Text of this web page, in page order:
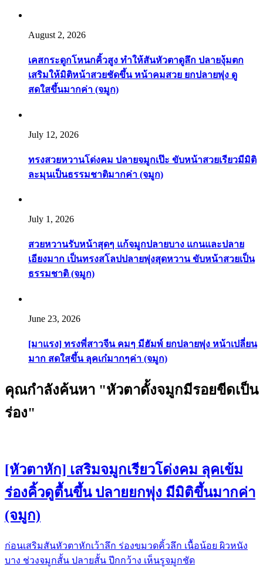
August 2, 2026
เคสกระดูกโหนกคิ้วสูง ทำให้สันหัวตาดูลึก ปลายงุ้มตก
เสริมให้มิติหน้าสวยชัดขึ้น หน้าคมสวย ยกปลายพุ่ง ดู
สดใสขึ้นมากค่า (จมูก)
July 12, 2026
ทรงสวยหวานโด่งคม ปลายจมูกเป๊ะ ขับหน้าสวยเรียวมีมิติ
ละมุนเป็นธรรมชาติมากค่า (จมูก)
July 1, 2026
สวยหวานรับหน้าสุดๆ แก้จมูกปลายบาง แกนและปลาย
เอียงมาก เป็นทรงสโลปปลายพุ่งสุดหวาน ขับหน้าสวยเป็น
ธรรมชาติ (จมูก)
June 23, 2026
[มาแรง] ทรงพี่สาวจีน คมๆ มีฮัมพ์ ยกปลายพุ่ง หน้าเปลี่ยน
มาก สดใสขึ้น ลุคเก๋มากๆค่า (จมูก)
คุณกำลังค้นหา "หัวตาดั้งจมูกมีรอยขีดเป็น
ร่อง"
[หัวตาหัก] เสริมจมูกเรียวโด่งคม ลุคเข้ม
ร่องคิ้วดูตื้นขึ้น ปลายยกพุ่ง มีมิติขึ้นมากค่า
(จมูก)
ก่อนเสริมสันหัวตาหักเว้าลึก ร่องขมวดคิ้วลึก เนื้อน้อย ผิวหนัง
บาง ช่วงจมูกสั้น ปลายสั้น ปีกกว้าง เห็นรูจมูกชัด